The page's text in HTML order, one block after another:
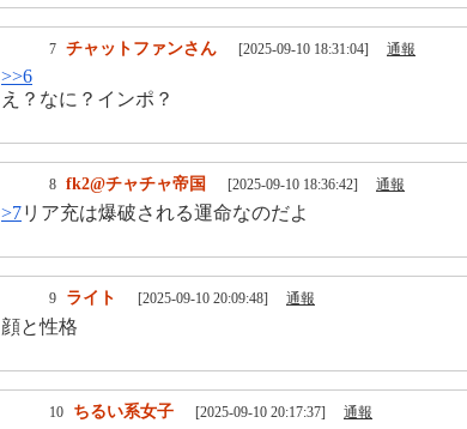
7 チャットファンさん [2025-09-10 18:31:04] 通報
>>6
え？なに？インポ？
8 fk2@チャチャ帝国 [2025-09-10 18:36:42] 通報
>7リア充は爆破される運命なのだよ
9 ライト [2025-09-10 20:09:48] 通報
顔と性格
10 ちるい系女子 [2025-09-10 20:17:37] 通報